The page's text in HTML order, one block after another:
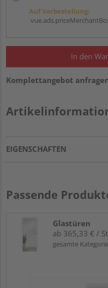
Auf Vorbestellung:
In den
Komplettangebot
EIGENSCHAFTEN
Passende
Glastüren
ab 365,33 € /
gesamte